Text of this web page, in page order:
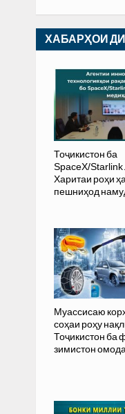
ХАБАРҲОИ
Тоҷикистон ба
SpaceX/Starlink
Харитаи роҳи
пешниҳод
Муассисаю
соҳаи роҳу
Тоҷикистон ба
зимистон